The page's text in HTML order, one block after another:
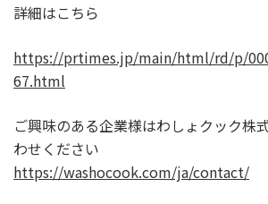
詳細はこちら
https://prtimes.jp/main/html/rd/p/
67.html
ご興味のある企業様はわしょクック株
わせください
https://washocook.com/ja/contact/